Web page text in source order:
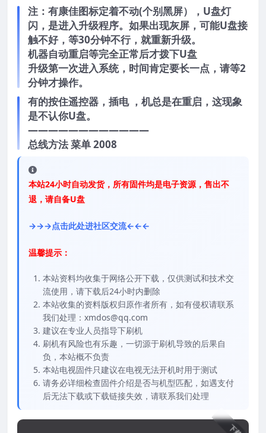
注：有康佳图标定着不动(个别黑屏），U盘灯
闪，是进入升级程序。如果出现灰屏，可能U盘接
触不好，等30分钟不行，就重新升级。
机器自动重启等完全正常后才拨下U盘
升级第一次进入系统，时间肯定要长一点，请等2
分钟才操作。
有的按住遥控器，插电 ，机总是在重启，这现象
是不认你U盘。
————————————
总线方法 菜单 2008
本站24小时自动发货，所有固件均是电子资源，售出不
退，请自备U盘
→→→点击此处进社区交流←←←
温馨提示：
本站资料均收集于网络公开下载，仅供测试和技术交
流使用，请下载后24小时内删除
本站收集的资料版权归原作者所有，如有侵权请联系
我们处理：xmdos@qq.com
建议在专业人员指导下刷机
刷机有风险也有乐趣，一切源于刷机导致的后果自
负，本站概不负责
本站电视固件只建议在电视无法开机时用于测试
请务必详细检查固件介绍是否与机型匹配，如遇支付
后无法下载或下载链接失效，请联系我们处理